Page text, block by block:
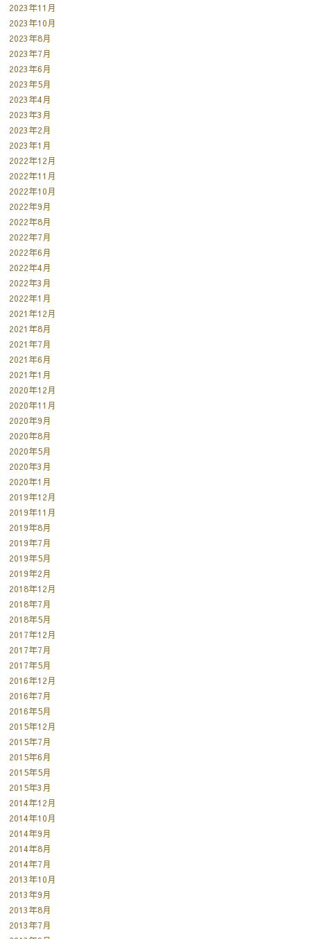
2023年11月
2023年10月
2023年8月
2023年7月
2023年6月
2023年5月
2023年4月
2023年3月
2023年2月
2023年1月
2022年12月
2022年11月
2022年10月
2022年9月
2022年8月
2022年7月
2022年6月
2022年4月
2022年3月
2022年1月
2021年12月
2021年8月
2021年7月
2021年6月
2021年1月
2020年12月
2020年11月
2020年9月
2020年8月
2020年5月
2020年3月
2020年1月
2019年12月
2019年11月
2019年8月
2019年7月
2019年5月
2019年2月
2018年12月
2018年7月
2018年5月
2017年12月
2017年7月
2017年5月
2016年12月
2016年7月
2016年5月
2015年12月
2015年7月
2015年6月
2015年5月
2015年3月
2014年12月
2014年10月
2014年9月
2014年8月
2014年7月
2013年10月
2013年9月
2013年8月
2013年7月